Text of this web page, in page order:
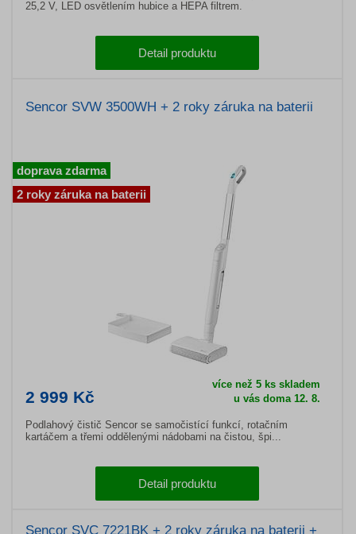
25,2 V, LED osvětlením hubice a HEPA filtrem.
Detail produktu
Sencor SVW 3500WH + 2 roky záruka na baterii
2 999 Kč
více než 5 ks skladem
u vás doma 12. 8.
Podlahový čistič Sencor se samočistící funkcí, rotačním
kartáčem a třemi oddělenými nádobami na čistou, špi...
Detail produktu
doprava zdarma
2 roky záruka na baterii
Sencor SVC 7221BK + 2 roky záruka na baterii +